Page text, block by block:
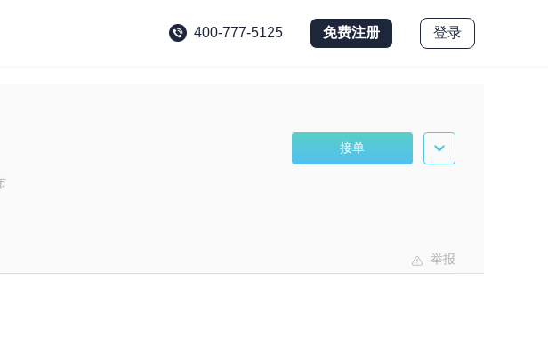
400-777-5125 免费注册 登录
接单
举报